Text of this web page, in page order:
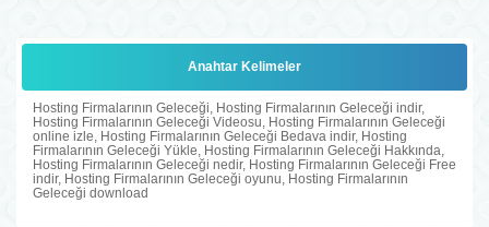
Anahtar Kelimeler
Hosting Firmalarının Geleceği, Hosting Firmalarının Geleceği indir,
Hosting Firmalarının Geleceği Videosu, Hosting Firmalarının Geleceği
online izle, Hosting Firmalarının Geleceği Bedava indir, Hosting
Firmalarının Geleceği Yükle, Hosting Firmalarının Geleceği Hakkında,
Hosting Firmalarının Geleceği nedir, Hosting Firmalarının Geleceği Free
indir, Hosting Firmalarının Geleceği oyunu, Hosting Firmalarının
Geleceği download